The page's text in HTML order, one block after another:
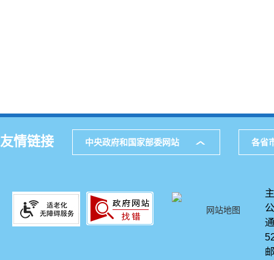
友情链接 中央政府和国家部委网站 各省
网站地图